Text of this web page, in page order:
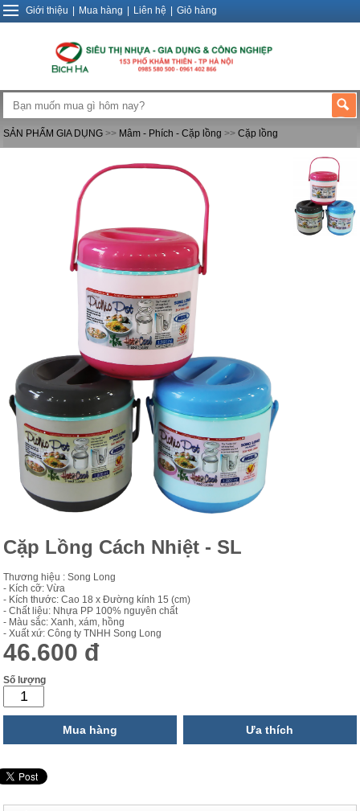
Giới thiệu Mua hàng Liên hệ Giỏ hàng
SẢN PHẨM GIA DỤNG >> Mâm - Phích - Cặp lồng >>Cặp lồng
Cặp Lồng Cách Nhiệt - SL
Thương hiệu : Song Long
- Kích cỡ: Vừa
- Kích thước: Cao 18 x Đường kính 15 (cm)
- Chất liệu: Nhựa PP 100% nguyên chất
- Màu sắc: Xanh, xám, hồng
- Xuất xứ: Công ty TNHH Song Long
46.600 đ
Số lượng
Mua hàng Ưa thích